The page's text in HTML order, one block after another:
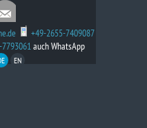
+49-2655-7409087
auch WhatsApp
EN